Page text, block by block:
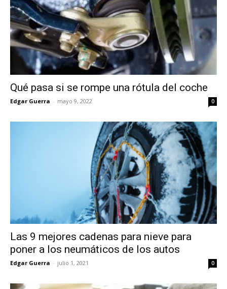
Qué pasa si se rompe una rótula del coche
Edgar Guerra - mayo 9, 2022 0
Las 9 mejores cadenas para nieve para
poner a los neumáticos de los autos
Edgar Guerra - julio 1, 2021 0